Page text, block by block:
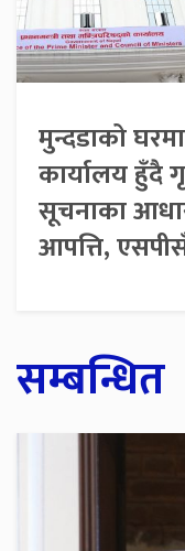
मुन्दडाको
कार्यालय हुँदै
सूचनाका
आपत्ति,
सम्बन्धित